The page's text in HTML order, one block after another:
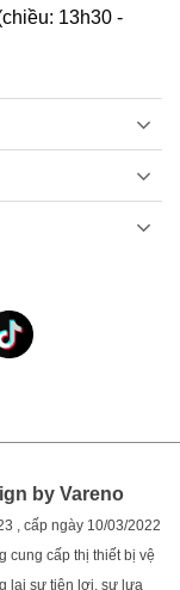
13h30 -
by Vareno
, cấp ngày 10/03/2022
cung cấp thị thiết bị vệ
lại sự tiện lợi, sự lựa